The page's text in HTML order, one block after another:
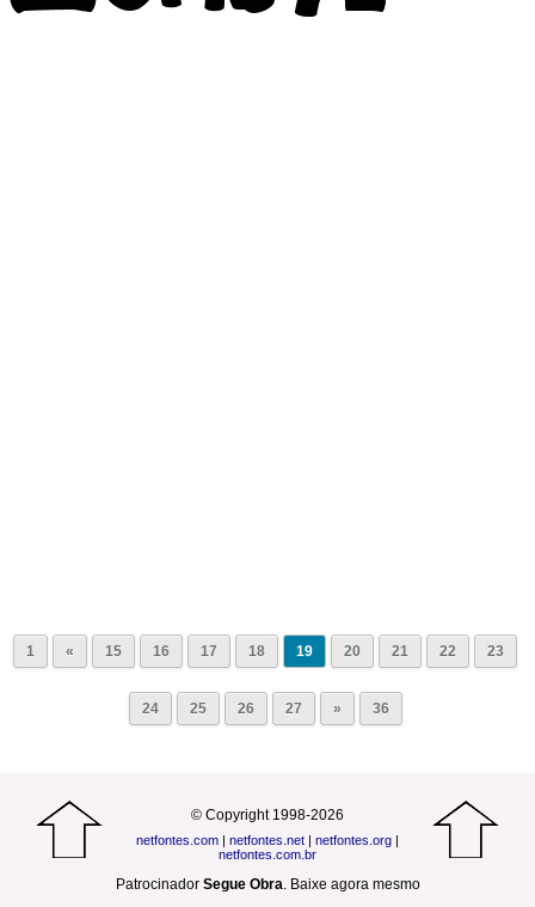
1 « 15 16 17 18 19 20 21 22 23
24 25 26 27 » 36
© Copyright 1998-2026
netfontes.com | netfontes.net | netfontes.org |
netfontes.com.br
Patrocinador Segue Obra. Baixe agora mesmo